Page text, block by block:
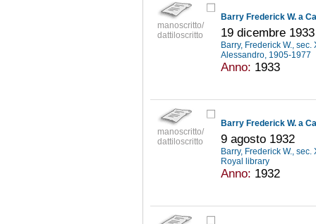
manoscritto/
dattiloscritto
Barry Frederick W. a
19 dicembre 1933
Barry, Frederick W., sec.
Alessandro, 1905-1977
Anno: 1933
manoscritto/
dattiloscritto
Barry Frederick W. a
9 agosto 1932
Barry, Frederick W., sec.
Royal library
Anno: 1932